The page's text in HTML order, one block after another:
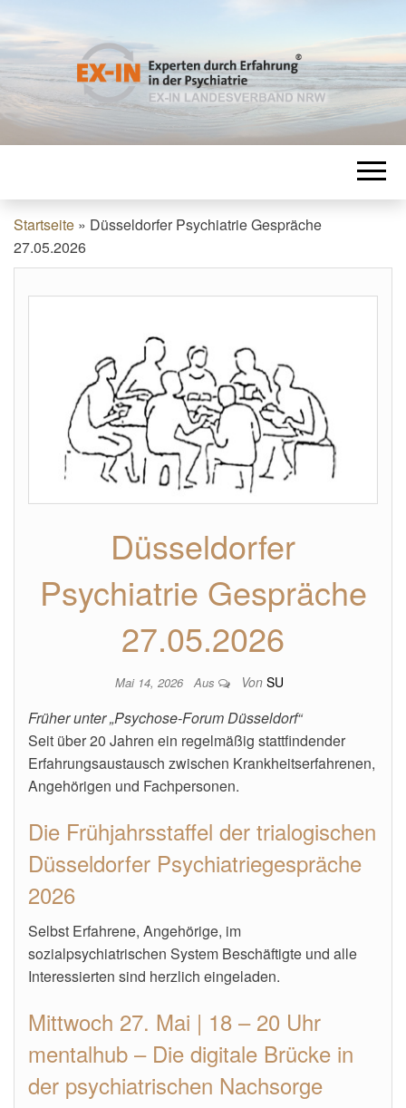
EXPERTEN
DURCH
ERFAHRUNG
IN DER
PSYCHIATRIE
EX-IN Landesverband NRW
Startseite » Düsseldorfer Psychiatrie Gespräche
27.05.2026
Düsseldorfer
Psychiatrie Gespräche
27.05.2026
Mai 14, 2026 Aus Von SU
Früher unter „Psychose-Forum Düsseldorf“
Seit über 20 Jahren ein regelmäßig stattfindender
Erfahrungsaustausch zwischen Krankheitserfahrenen,
Angehörigen und Fachpersonen.
Die Frühjahrsstaffel der trialogischen
Düsseldorfer Psychiatriegespräche
2026
Selbst Erfahrene, Angehörige, im
sozialpsychiatrischen System Beschäftigte und alle
Interessierten sind herzlich eingeladen.
Mittwoch 27. Mai | 18 – 20 Uhr
mentalhub – Die digitale Brücke in
der psychiatrischen Nachsorge